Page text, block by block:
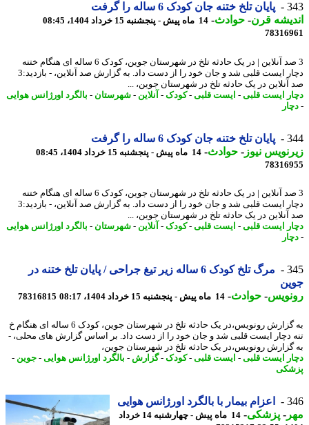
پایان تلخ ختنه جان کودک 6 ساله را گرفت
قرن- حوادث -14 ماه پیش - پنجشنبه 15 خرداد 1404، 08:45
3 صد آنلاین | در یک حادثه تلخ در شهرستان جوین، کودک 6 ساله ای هنگام ختنه
دچار ایست قلبی شد و جان خود را از دست داد. به گزارش صد آنلاین، - بازدید:3
در یک حادثه تلخ در شهرستان جوین، ...
ایست قلبی-ایست قلبی-کودک-آنلاین-شهرستان-بالگرد اورژانس هوایی
پایان تلخ ختنه جان کودک 6 ساله را گرفت
نیوز-حوادث -14 ماه پیش - پنجشنبه 15 خرداد 1404، 08:45
3 صد آنلاین | در یک حادثه تلخ در شهرستان جوین، کودک 6 ساله ای هنگام ختنه
دچار ایست قلبی شد و جان خود را از دست داد. به گزارش صد آنلاین، - بازدید:3
در یک حادثه تلخ در شهرستان جوین، ...
ایست قلبی-ایست قلبی-کودک-آنلاین-شهرستان-بالگرد اورژانس هوایی
مرگ تلخ کودک 6 ساله زیر تیغ جراحی / پایان تلخ ختنه در
-حوادث -14 ماه پیش - پنجشنبه 15 خرداد 1404، 08:17 78316815
به گزارش رونویس،در یک حادثه تلخ در شهرستان جوین، کودک 6 ساله ای هنگام خ
دچار ایست قلبی شد و جان خود را از دست داد. بر اساس گزارش های محلی، -
رونویس،در یک حادثه تلخ در شهرستان جوین،
ایست قلبی-ایست قلبی-کودک-گزارش -بالگرد اورژانس هوایی- جوین-
اعزام بیمار با بالگرد اورژانس هوایی
-پزشکی-
14 ماه پیش - چهارشنبه 14 خرداد